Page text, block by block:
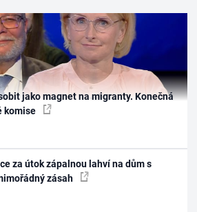
jako magnet na migranty. Konečná
komise
za útok zápalnou lahví na dům s
zásah